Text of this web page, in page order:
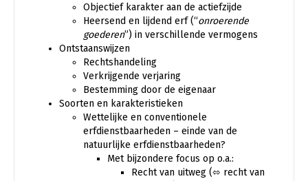
Objectief karakter aan de actiefzijde
Heersend en lijdend erf (“onroerende
goederen”) in verschillende vermogens
Ontstaanswijzen
Rechtshandeling
Verkrijgende verjaring
Bestemming door de eigenaar
Soorten en karakteristieken
Wettelijke en conventionele
erfdienstbaarheden – einde van de
natuurlijke erfdienstbaarheden?
Met bijzondere focus op o.a.:
Recht van uitweg (⬄ recht van